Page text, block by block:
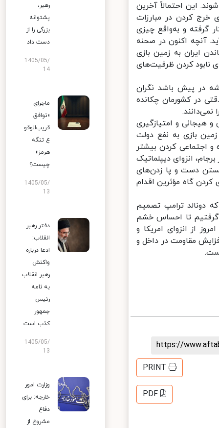
این احتمالاً آخرین
کردن در مبارزات
گرفته و به‌واقع چیزی
آنچه اکنون در صحنه
به زمین بازی
کردن ظرفیت‌های
در پیش باشد نگران
در کشورمان چکانده
و امتیازگیری
بازی به نفع دولت
اجتماعی کردن بیشتر
انزوای دیپلماتیک
دست و پا زدن‌های
گاه مؤثرین اقدام
دونالد ترامپ تصمیم
تا احساس خشم
از انزوای امریکا و
مقاومت در داخل و
https://
PRINT
PDF
رهبر،
پشتوانه
بزرگی را از
دست داد
1405/05/
14
ماجرای
«توافق
قریب‌الوقو
ع تنگه
هرمز»
چیست؟
1405/05/
13
دفتر رهبر
انقلاب:
ادعا درباره
واکنش
رهبر انقلاب
به نامه
رئیس
جمهور
کذب است
1405/05/
13
وزارت امور
خارجه: برای
دفاع
مشروع از